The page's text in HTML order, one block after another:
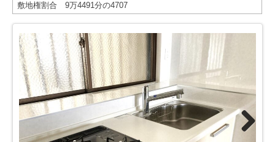
敷地権割合 9万4491分の4707